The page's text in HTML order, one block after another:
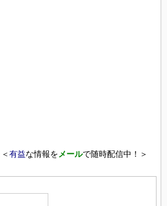
＜有益な情報を メールで随時配信中！＞